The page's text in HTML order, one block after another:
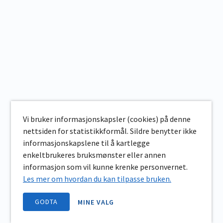
Vi bruker informasjonskapsler (cookies) på denne
nettsiden for statistikkformål. Sildre benytter ikke
informasjonskapslene til å kartlegge
enkeltbrukeres bruksmønster eller annen
informasjon som vil kunne krenke personvernet.
Les mer om hvordan du kan tilpasse bruken.
GODTA MINE VALG